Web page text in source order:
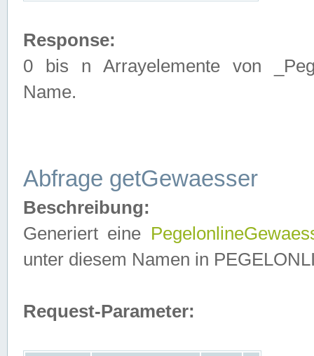
Response:
0 bis n Arrayelemente von
Name.
Abfrage getGewaesser
Beschreibung:
Generiert eine
unter diesem Namen in
Request-Parameter: